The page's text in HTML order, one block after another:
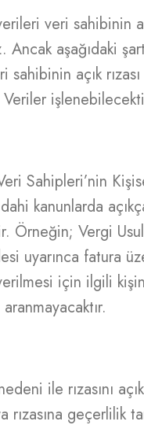
veri sahibinin
Ancak aşağıdaki
sahibinin açık rızası
Veriler
Sahipleri’nin
kanunlarda
Örneğin; Vergi Usul
uyarınca fatura
için ilgili
aranmayacaktır.
ile rızasını
rızasına geçerlilik